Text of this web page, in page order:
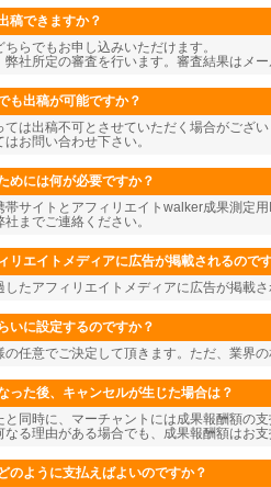
稿できますか？
らでもお申し込みいただけます。
弊社所定の審査を行います。審査結果はメ
も出稿が可能ですか？
ては出稿不可とさせていただく場合がござ
お問い合わせ下さい。
めには何が必要ですか？
帯サイトとアフィリエイトwalker成果測定
までご連絡ください。
リエイトメディアに広告が掲載されるので
したアフィリエイトメディアに広告が掲載
いに設定するのですか？
の任意でご決定して頂きます。ただ、業界
った後、キャンセルが生じた場合は？
と同時に、マーチャントには成果報酬額の
なる理由がある場合でも、成果報酬額はお
のように支払えばよいのですか？